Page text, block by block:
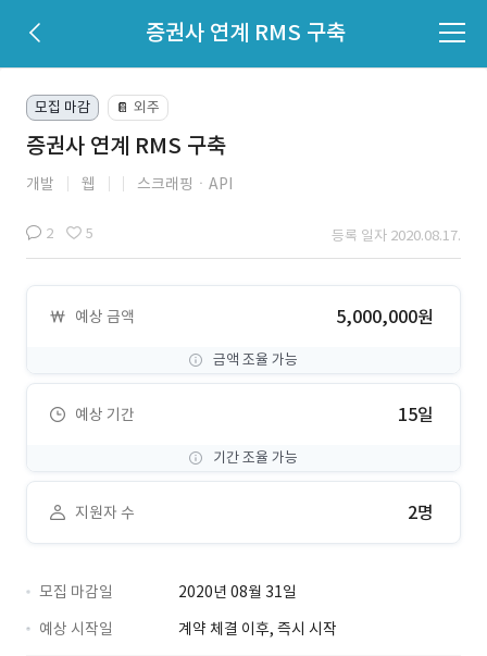
증권사 연계 RMS 구축
모집 마감 📔 외주
증권사 연계 RMS 구축
개발 웹 스크래핑ㆍAPI
2 5 등록 일자 2020.08.17.
예상 금액 5,000,000원
금액 조율 가능
예상 기간 15일
기간 조율 가능
지원자 수 2명
모집 마감일
2020년 08월 31일
예상 시작일
계약 체결 이후, 즉시 시작